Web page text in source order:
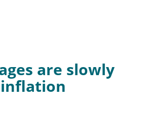
are slowly